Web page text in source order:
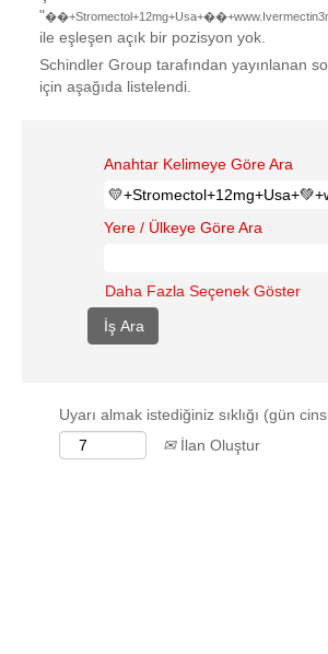
"
ile eşleşen açık bir pozisyon yok.
Schindler Group tarafından yayınlanan
için aşağıda listelendi.
Anahtar Kelimeye Göre Ara
Yere / Ülkeye Göre Ara
Daha Fazla Seçenek Göster
Uyarı almak istediğiniz sıklığı (gün
İlan Oluştur